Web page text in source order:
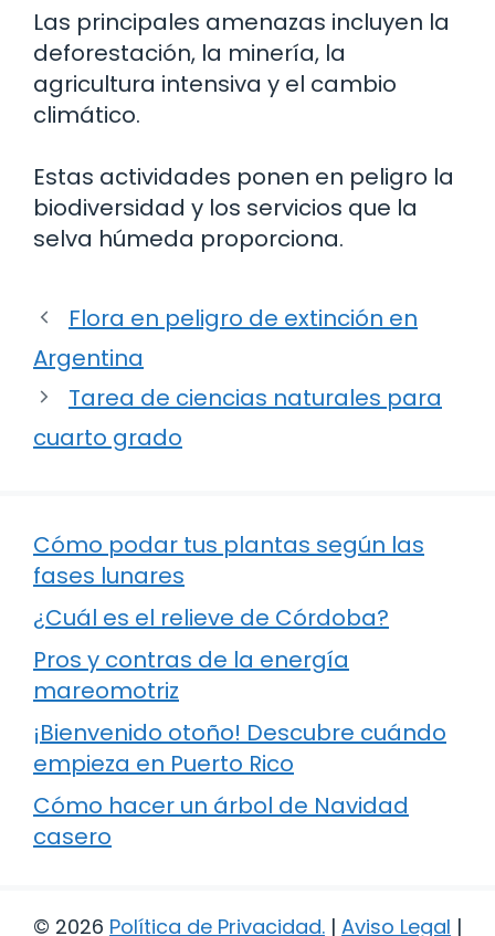
Las principales amenazas incluyen la
deforestación, la minería, la
agricultura intensiva y el cambio
climático.
Estas actividades ponen en peligro la
biodiversidad y los servicios que la
selva húmeda proporciona.
Flora en peligro de extinción en
Argentina
Tarea de ciencias naturales para
cuarto grado
Cómo podar tus plantas según las
fases lunares
¿Cuál es el relieve de Córdoba?
Pros y contras de la energía
mareomotriz
¡Bienvenido otoño! Descubre cuándo
empieza en Puerto Rico
Cómo hacer un árbol de Navidad
casero
© 2026 Política de Privacidad. | Aviso Legal |